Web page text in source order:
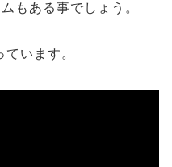
もある事でしょう。
います。